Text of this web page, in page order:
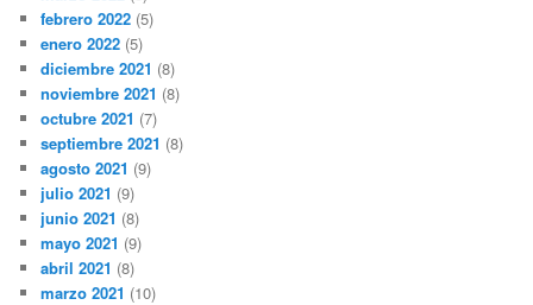
febrero 2022 (5)
enero 2022 (5)
diciembre 2021 (8)
noviembre 2021 (8)
octubre 2021 (7)
septiembre 2021 (8)
agosto 2021 (9)
julio 2021 (9)
junio 2021 (8)
mayo 2021 (9)
abril 2021 (8)
marzo 2021 (10)